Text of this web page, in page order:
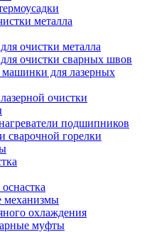
металла
очистки металла
очистки сварных швов
машинки для лазерных
очистки
подшипников
сварочной горелки
охлаждения
муфты